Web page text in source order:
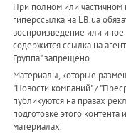
При полном или частичном
гиперссылка на LB.ua
воспроизведение или
содержится ссылка на
Группа" запрещено.
Материалы, которые
"Новости компаний" /
публикуются на правах
подготовке этого
материалах.